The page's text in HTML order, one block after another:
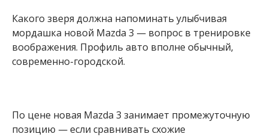
Какого зверя должна напоминать улыбчивая
мордашка новой Mazda 3 — вопрос в тренировке
воображения. Профиль авто вполне обычный,
современно-городской.
По цене новая Mazda 3 занимает промежуточную
позицию — если сравнивать схожие